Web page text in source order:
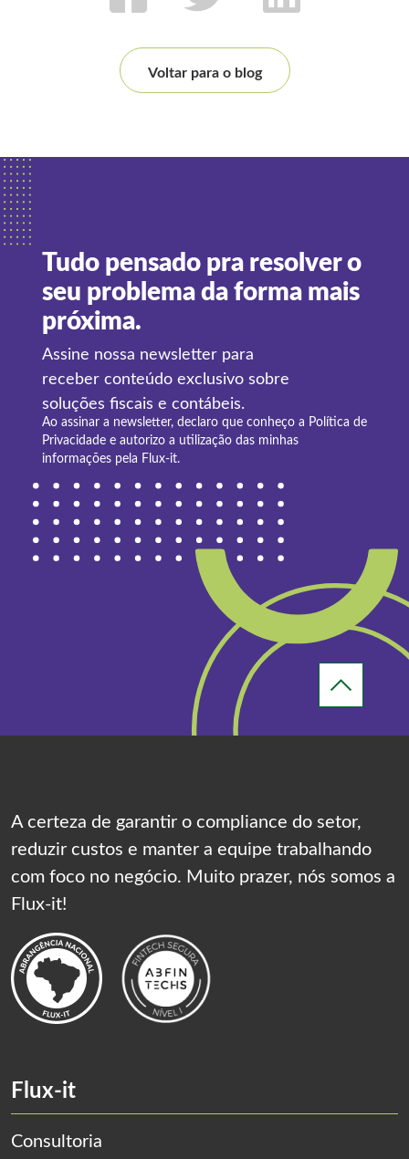
Voltar para o blog
Tudo pensado pra resolver o
seu problema da forma mais
próxima.
Assine nossa newsletter para
receber conteúdo exclusivo sobre
soluções fiscais e contábeis.
Ao assinar a newsletter, declaro que conheço a Política de
Privacidade e autorizo a utilização das minhas
informações pela Flux-it.
A certeza de garantir o compliance do setor,
reduzir custos e manter a equipe trabalhando
com foco no negócio. Muito prazer, nós somos a
Flux-it!
Flux-it
Consultoria